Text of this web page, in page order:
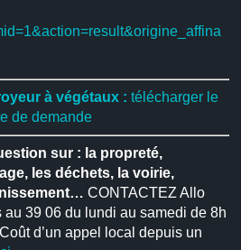
à végétaux : télécharger le
de demande
sur : la propreté,
les déchets, la voirie,
CONTACTEZ Allo
au 39 06 du lundi au samedi de 8h
d’un appel local depuis un